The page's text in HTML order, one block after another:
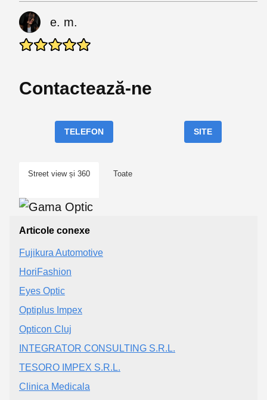
e. m.
Contactează-ne
TELEFON SITE
Street view și 360 Toate
Articole conexe
Fujikura Automotive
HoriFashion
Eyes Optic
Optiplus Impex
Opticon Cluj
INTEGRATOR CONSULTING S.R.L.
TESORO IMPEX S.R.L.
Clinica Medicala